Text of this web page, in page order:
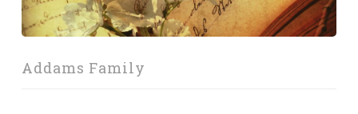
Addams Family